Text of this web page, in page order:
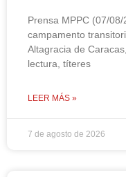
Prensa MPPC (07/
campamento
Altagracia de
lectura, títeres
LEER MÁS »
7 de agosto de 2026